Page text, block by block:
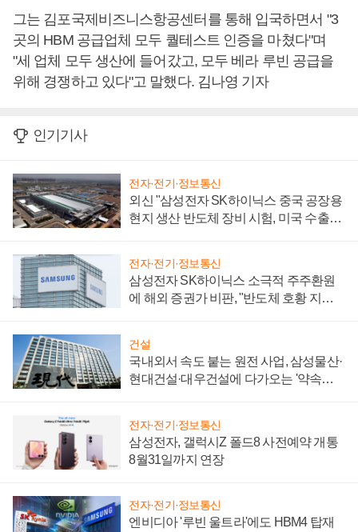
그는 김포국제비즈니스항공센터를 통해 입국하면서 "3
곳의 HBM 공급업체 모두 퀄테스트 인증을 마쳤다"며
"세 업체 모두 생산에 들어갔고, 모두 베라 루빈 공급을
위해 경쟁하고 있다"고 말했다. 김나영 기자
인기기사
전자·전기·정보통신
외신 "삼성전자 SK하이닉스 중국 공장용
현지 생산 반도체 장비 시험, 미국 수출통
전자·전기·정보통신
삼성전자 SK하이닉스 소극적 주주환원
에 해외 증권가 비판, "반도체 호황 지속
건설
국내외서 속도 붙는 원전 사업, 삼성물산·
현대건설·대우건설에 다가오는 '약속의
전자·전기·정보통신
삼성전자, 갤럭시Z 폴드8 사전예약 개통
8월31일까지 연장
전자·전기·정보통신
엔비디아 '루빈 울트라'에도 HBM4 탑재